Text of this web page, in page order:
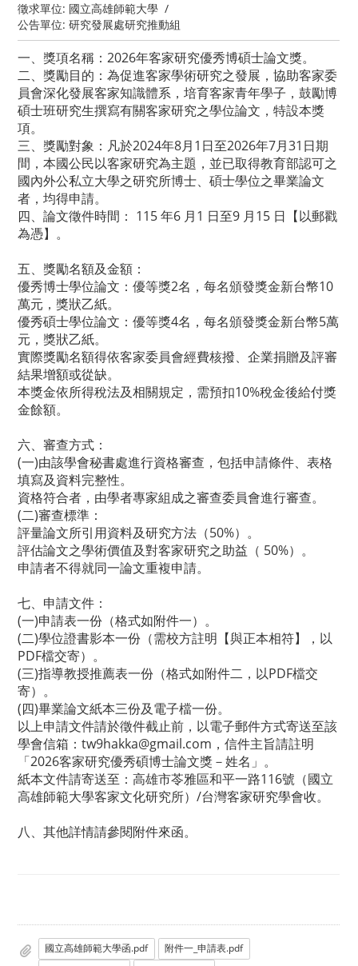
徵求單位: 國立高雄師範大學 /
公告單位: 研究發展處研究推動組
一、獎項名稱：2026年客家研究優秀博碩士論文獎。
二、獎勵目的：為促進客家學術研究之發展，協助客家委
員會深化發展客家知識體系，培育客家青年學子，鼓勵博
碩士班研究生撰寫有關客家研究之學位論文，特設本獎
項。
三、獎勵對象：凡於2024年8月1日至2026年7月31日期
間，本國公民以客家研究為主題，並已取得教育部認可之
國內外公私立大學之研究所博士、碩士學位之畢業論文
者，均得申請。
四、論文徵件時間： 115 年6 月1 日至9 月15 日【以郵戳
為憑】。
五、獎勵名額及金額：
優秀博士學位論文：優等獎2名，每名頒發獎金新台幣10
萬元，獎狀乙紙。
優秀碩士學位論文：優等獎4名，每名頒發獎金新台幣5萬
元，獎狀乙紙。
實際獎勵名額得依客家委員會經費核撥、企業捐贈及評審
結果增額或從缺。
本獎金依所得稅法及相關規定，需預扣10%稅金後給付獎
金餘額。
六、審查方式：
(一)由該學會秘書處進行資格審查，包括申請條件、表格
填寫及資料完整性。
資格符合者，由學者專家組成之審查委員會進行審查。
(二)審查標準：
評量論文所引用資料及研究方法（50%）。
評估論文之學術價值及對客家研究之助益（ 50%）。
申請者不得就同一論文重複申請。
七、申請文件：
(一)申請表一份（格式如附件一）。
(二)學位證書影本一份（需校方註明【與正本相符】，以
PDF檔交寄）。
(三)指導教授推薦表一份（格式如附件二，以PDF檔交
寄）。
(四)畢業論文紙本三份及電子檔一份。
以上申請文件請於徵件截止前，以電子郵件方式寄送至該
學會信箱：tw9hakka@gmail.com，信件主旨請註明
「2026客家研究優秀碩博士論文獎－姓名」。
紙本文件請寄送至：高雄市苓雅區和平一路116號（國立
高雄師範大學客家文化研究所）/台灣客家研究學會收。
八、其他詳情請參閱附件來函。
國立高雄師範大學函.pdf
附件一_申請表.pdf